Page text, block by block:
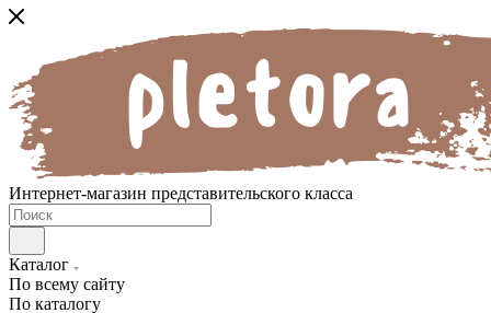
Интернет-магазин представительского класса
Каталог
По всему сайту
По каталогу